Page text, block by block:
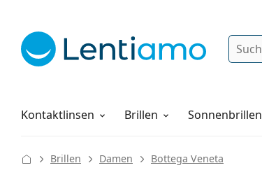
Suche
Kontaktlinsen
Pflegemittel Brillen Sonnenbrillen
Alles über den Einkauf
Brillen Damen Bottega Veneta